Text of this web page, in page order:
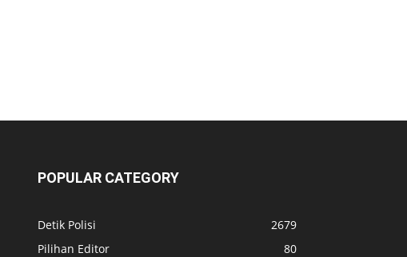
POPULAR CATEGORY
Detik Polisi
2679
Pilihan Editor
80